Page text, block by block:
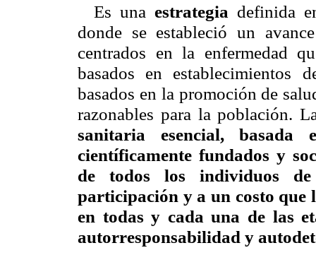
Es una estrategia definida
donde se estableció un
centrados en la enfermedad
basados en
basados en la promoción de
razonables para la población.
sanitaria esencial, basada
científicamente fundados y
de todos los individuos
participación y a un costo que
en todas y cada una de las
autorresponsabilidad y